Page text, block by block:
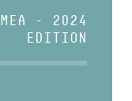
- 2024
EDITION